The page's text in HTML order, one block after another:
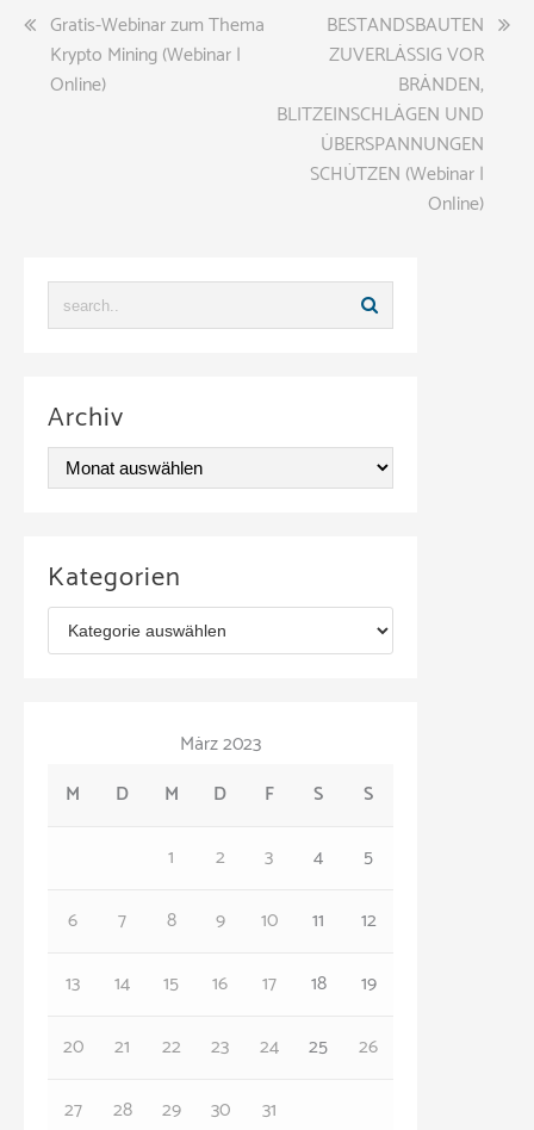
Beitragsnavigation
Gratis-Webinar zum Thema
Krypto Mining (Webinar |
Online)
BESTANDSBAUTEN
ZUVERLÄSSIG VOR
BRÄNDEN,
BLITZEINSCHLÄGEN UND
ÜBERSPANNUNGEN
SCHÜTZEN (Webinar |
Online)
Archiv
hKategorien
März 2023
M
D M D F S
S
1
2 3 4
5
6
7 8 9 10 11
12
13
14 15 16 17 18
19
20
21 22 23 24 25
26
27
28 29 30 31